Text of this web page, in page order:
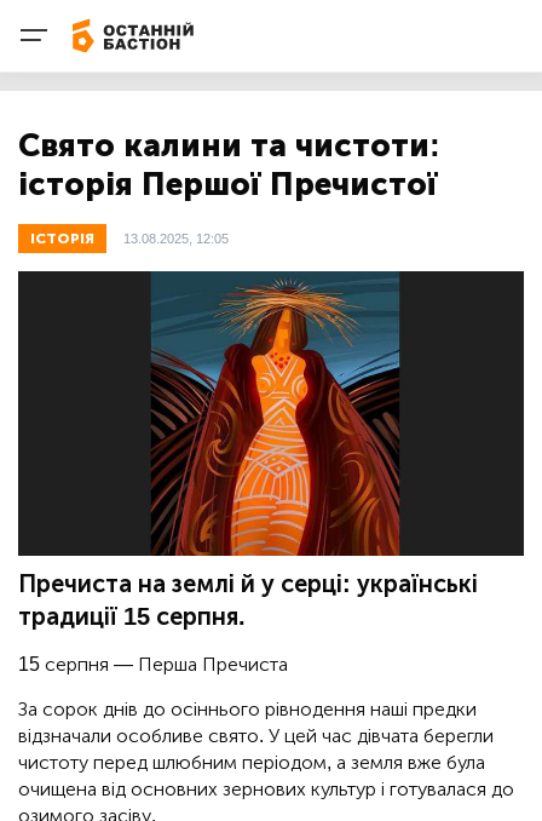
Свято калини та чистоти:
історія Першої Пречистої
ІСТОРІЯ 13.08.2025, 12:05
Пречиста на землі й у серці: українські
традиції 15 серпня.
15 серпня — Перша Пречиста
За сорок днів до осіннього рівнодення наші предки
відзначали особливе свято. У цей час дівчата берегли
чистоту перед шлюбним періодом, а земля вже була
очищена від основних зернових культур і готувалася до
озимого засіву.